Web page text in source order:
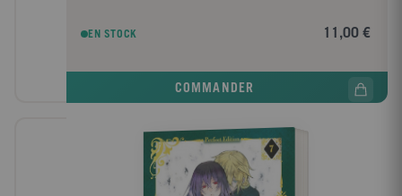
EN STOCK 11,00 €
COMMANDER